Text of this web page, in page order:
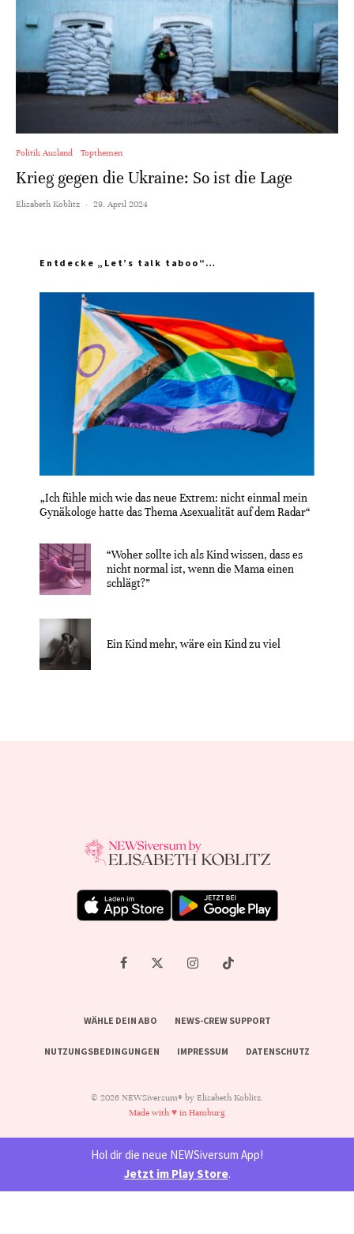
Politik Ausland Topthemen
Krieg gegen die Ukraine: So ist die Lage
Elisabeth Koblitz · 29. April 2024
Entdecke „Let’s talk taboo“…
„Ich fühle mich wie das neue Extrem: nicht einmal mein
Gynäkologe hatte das Thema Asexualität auf dem Radar“
“Woher sollte ich als Kind wissen, dass es
nicht normal ist, wenn die Mama einen
schlägt?”
Ein Kind mehr, wäre ein Kind zu viel
WÄHLE DEIN ABO NEWS-CREW SUPPORT
NUTZUNGSBEDINGUNGEN IMPRESSUM DATENSCHUTZ
© 2026 NEWSiversum® by Elisabeth Koblitz.
Made with ♥ in Hamburg
Hol dir die neue NEWSiversum App!
Jetzt im Play Store.